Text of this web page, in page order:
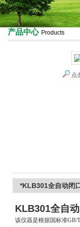
产品中心 Products
点
*KLB301全自动闭
KLB301全自
该仪器是根据国标准GB/